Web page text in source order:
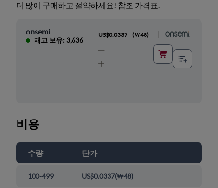
더 많이 구매하고 절약하세요! 참조 가격표.
onsemi
재고 보유: 3,636
US$0.0337 (₩48)
비용
수량 단가
100-499 US$0.0337(₩48)